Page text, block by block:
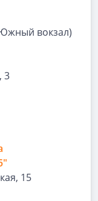
вокзал)
3
15